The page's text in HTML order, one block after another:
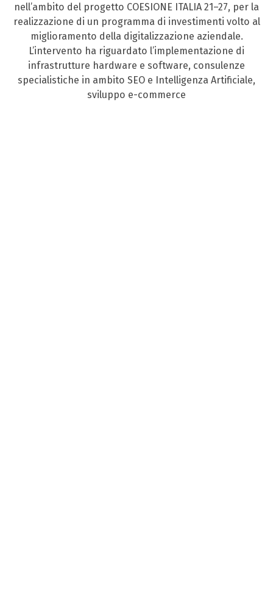
nell’ambito del progetto COESIONE ITALIA 21–27, per la
realizzazione di un programma di investimenti volto al
miglioramento della digitalizzazione aziendale.
L’intervento ha riguardato l’implementazione di
infrastrutture hardware e software, consulenze
specialistiche in ambito SEO e Intelligenza Artificiale,
sviluppo e-commerce